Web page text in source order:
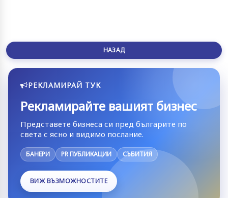
НАЗАД
РЕКЛАМИРАЙ ТУК
Рекламирайте вашият бизнес
Представете бизнеса си пред българите по
света с ясно и видимо послание.
БАНЕРИ PR ПУБЛИКАЦИИ СЪБИТИЯ
ВИЖ ВЪЗМОЖНОСТИТЕ